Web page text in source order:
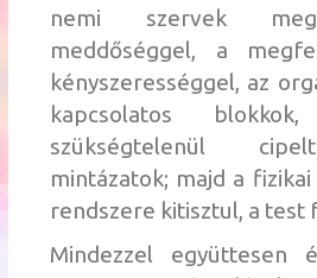
nemi szervek
meddőséggel, a
kényszerességgel, az
kapcsolatos
szükségtelenül
mintázatok; majd a
rendszere kitisztul, a test
Mindezzel együttesen